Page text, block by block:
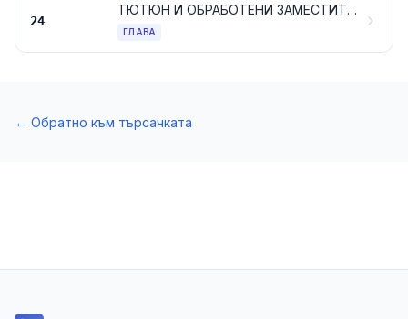
24
ТЮТЮН И ОБРАБОТЕНИ ЗАМЕСТИТЕЛИ НА ТЮТЮНА; ПРОДУКТИ, ДОРИ СЪДЪРЖАЩИ НИКОТИН, ПРЕДНАЗНАЧЕНИ ЗА ВДИШВАНЕ БЕЗ ГОРЕНЕ НА ПРОДУКТИТЕ; ДРУГИ ПРОДУКТИ, СЪДЪРЖАЩИ НИКОТИН, ПРЕДНАЗНАЧЕНИ ЗА ВЪВЕЖДАНЕ НА НИКОТИН В ЧОВЕШКОТО ТЯЛО
ГЛАВА
← Обратно към търсачката